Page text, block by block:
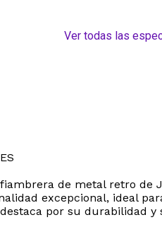
Ver todas las
de metal retro
excepcional, ideal
por su